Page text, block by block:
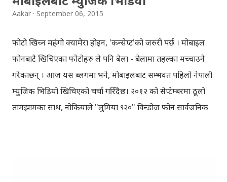
Aakar September 06, 2015
फोटो खिच्न महंगो क्यामेरा होइन, 'कन्सेप्ट'को जरुरी पर्छ । मोबाइल
फोनबाटै खिचिएका फोटोहरु ले पनि बेला - बेलामा तहल्का मच्चाउने
गरेकाछन् । आज यस ब्लगमा भने, मोबाइलबाट सम्भवत पहिलो नेपाली
म्युजिक भिडियो खिचिएको चर्चा गरिँदैछ। २०१२ को सेप्टेम्बरमा ठूलो
तामझामका साथ, नोकियाले "लुमिया ९२०" विन्डोज फोन सार्वजनिक